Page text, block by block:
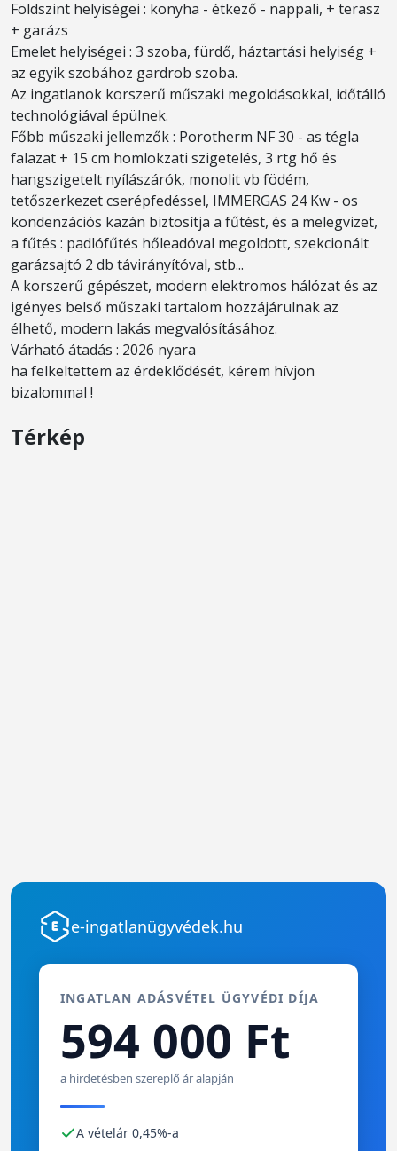
Földszint helyiségei : konyha - étkező - nappali, + terasz
+ garázs
Emelet helyiségei : 3 szoba, fürdő, háztartási helyiség +
az egyik szobához gardrob szoba.
Az ingatlanok korszerű műszaki megoldásokkal, időtálló
technológiával épülnek.
Főbb műszaki jellemzők : Porotherm NF 30 - as tégla
falazat + 15 cm homlokzati szigetelés, 3 rtg hő és
hangszigetelt nyílászárók, monolit vb födém,
tetőszerkezet cserépfedéssel, IMMERGAS 24 Kw - os
kondenzációs kazán biztosítja a fűtést, és a melegvizet,
a fűtés : padlófűtés hőleadóval megoldott, szekcionált
garázsajtó 2 db távirányítóval, stb...
A korszerű gépészet, modern elektromos hálózat és az
igényes belső műszaki tartalom hozzájárulnak az
élhető, modern lakás megvalósításához.
Várható átadás : 2026 nyara
ha felkeltettem az érdeklődését, kérem hívjon
bizalommal !
Térkép
e-ingatlanügyvédek.hu
INGATLAN ADÁSVÉTEL ÜGYVÉDI DÍJA
594 000 Ft
a hirdetésben szereplő ár alapján
A vételár 0,45%-a